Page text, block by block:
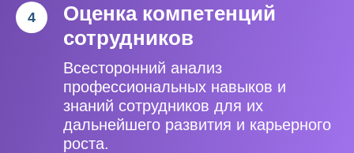
Оценка компетенций
сотрудников
Всесторонний анализ
профессиональных навыков и
знаний сотрудников для их
дальнейшего развития и карьерного
роста.